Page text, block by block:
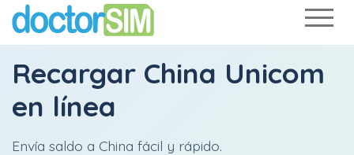
Recargar China Unicom
en línea
Envía saldo a China fácil y rápido.